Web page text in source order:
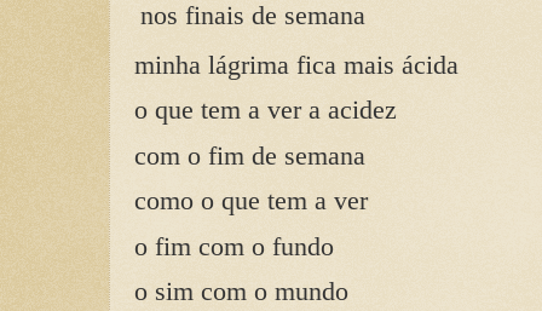
nos finais de semana
minha lágrima fica mais ácida
o que tem a ver a acidez
com o fim de semana
como o que tem a ver
o fim com o fundo
o sim com o mundo